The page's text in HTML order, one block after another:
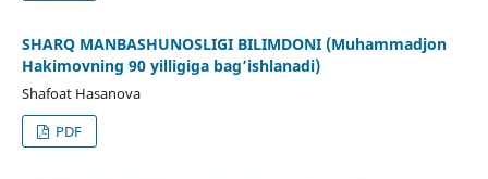
SHARQ MANBASHUNOSLIGI BILIMDONI (Muhammadjon
Hakimovning 90 yilligiga bag’ishlanadi)
Shafoat Hasanova
PDF